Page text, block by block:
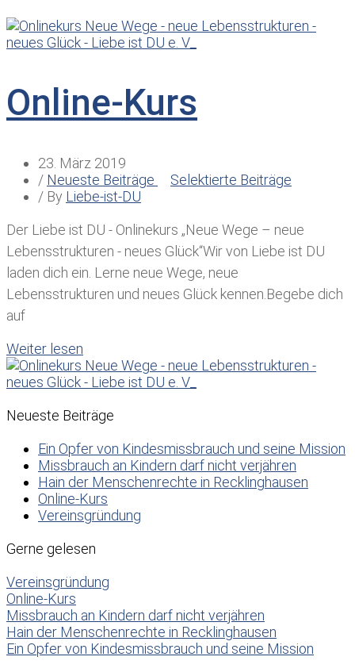
Online-Kurs
23. März 2019
/ Neueste Beiträge
Selektierte Beiträge
/ By Liebe-ist-DU
Der Liebe ist DU - Onlinekurs „Neue Wege – neue
Lebensstrukturen - neues Glück“Wir von Liebe ist DU
laden dich ein. Lerne neue Wege, neue
Lebensstrukturen und neues Glück kennen.Begebe dich
auf
Weiter lesen
Neueste Beiträge
Ein Opfer von Kindesmissbrauch und seine Mission
Missbrauch an Kindern darf nicht verjähren
Hain der Menschenrechte in Recklinghausen
Online-Kurs
Vereinsgründung
Gerne gelesen
Vereinsgründung
Online-Kurs
Missbrauch an Kindern darf nicht verjähren
Hain der Menschenrechte in Recklinghausen
Ein Opfer von Kindesmissbrauch und seine Mission